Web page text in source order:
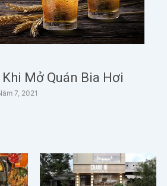
Mở Quán Bia Hơi
7, 2021